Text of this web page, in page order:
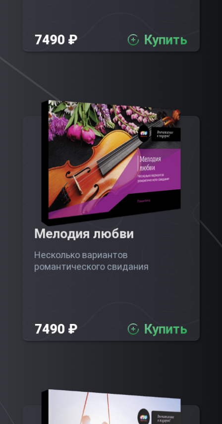
7490 ₽ Купить
Мелодия любви
Несколько вариантов
романтического свидания
7490 ₽ Купить